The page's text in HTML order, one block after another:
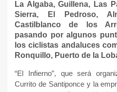
La Algaba, Guillena, Las
Sierra, El Pedroso,
Castilblanco de los
pasando por algunos
los ciclistas andaluces
Ronquillo, Puerto de la
“El Infierno”, que será
Currito de Santiponce y la